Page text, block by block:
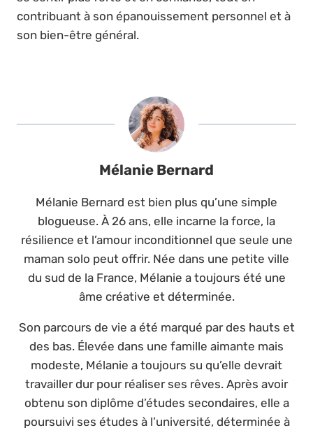
contribuant à son épanouissement personnel et à
son bien-être général.
Mélanie Bernard
Mélanie Bernard est bien plus qu’une simple
blogueuse. À 26 ans, elle incarne la force, la
résilience et l’amour inconditionnel que seule une
maman solo peut offrir. Née dans une petite ville
du sud de la France, Mélanie a toujours été une
âme créative et déterminée.
Son parcours de vie a été marqué par des hauts et
des bas. Élevée dans une famille aimante mais
modeste, Mélanie a toujours su qu’elle devrait
travailler dur pour réaliser ses rêves. Après avoir
obtenu son diplôme d’études secondaires, elle a
poursuivi ses études à l’université, déterminée à